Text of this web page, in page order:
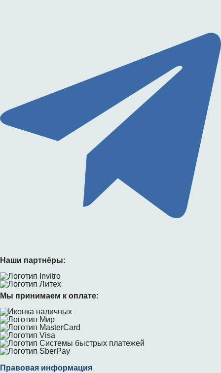
Наши партнёры:
Мы принимаем к оплате:
Правовая информация